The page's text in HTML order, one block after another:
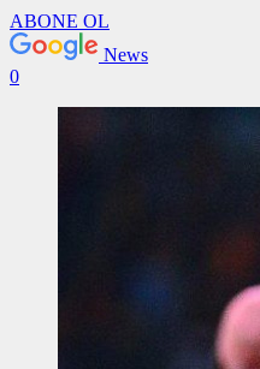
ABONE OL
News
0